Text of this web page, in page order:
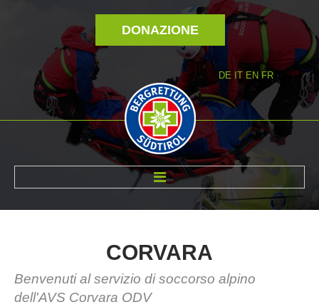
DONAZIONE
DE IT EN FR
CORVARA
Benvenuti al servizio di soccorso alpino
dell'AVS Corvara ODV